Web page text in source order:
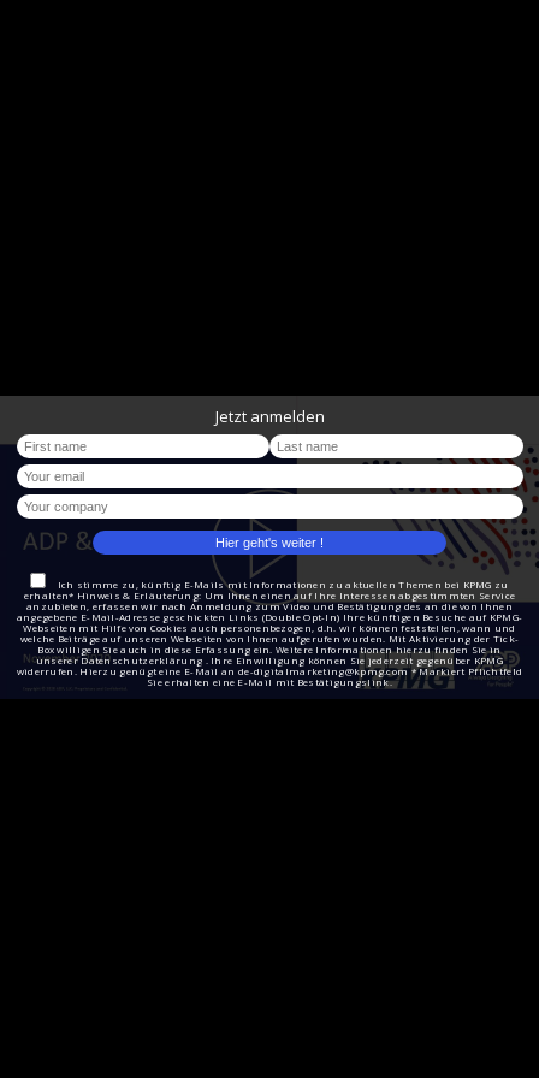
Jetzt anmelden
Ich stimme zu, künftig E-Mails mit Informationen zu aktuellen Themen bei KPMG zu
erhalten* Hinweis & Erläuterung: Um Ihnen einen auf Ihre Interessen abgestimmten Service
anzubieten, erfassen wir nach Anmeldung zum Video und Bestätigung des an die von Ihnen
angegebene E-Mail-Adresse geschickten Links (Double Opt-In) Ihre künftigen Besuche auf KPMG-
Webseiten mit Hilfe von Cookies auch personenbezogen, d.h. wir können feststellen, wann und
welche Beiträge auf unseren Webseiten von Ihnen aufgerufen wurden. Mit Aktivierung der Tick-
Box willigen Sie auch in diese Erfassung ein. Weitere Informationen hierzu finden Sie in
unserer Datenschutzerklärung . Ihre Einwilligung können Sie jederzeit gegenüber KPMG
widerrufen. Hierzu genügt eine E-Mail an de-digitalmarketing@kpmg.com * Markiert Pflichtfeld
Sie erhalten eine E-Mail mit Bestätigungslink.